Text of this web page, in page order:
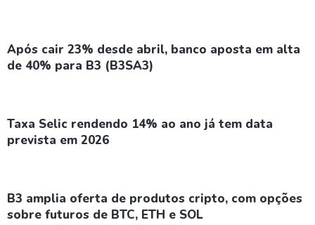
Após cair 23% desde abril, banco aposta em alta
de 40% para B3 (B3SA3)
Taxa Selic rendendo 14% ao ano já tem data
prevista em 2026
B3 amplia oferta de produtos cripto, com opções
sobre futuros de BTC, ETH e SOL